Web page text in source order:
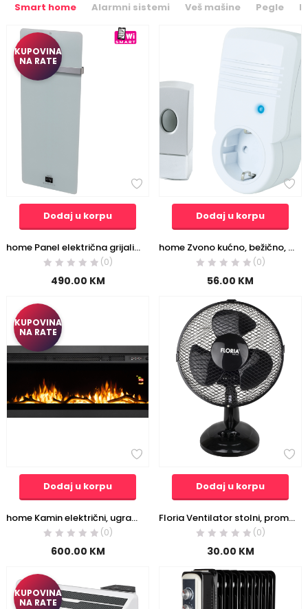
Smart home Alarmni sistemi Veš mašine Pegle
KUPOVINA
NA RATE
Dodaj u korpu
home Panel električna grijalica, zidna, smart, 850 W, WiFi – FKG 850 WIFI
(0)
490.00 KM
Dodaj u korpu
home Zvono kućno, bežično, sa strujnom utičnicom, 8 melodija – DB 442
(0)
56.00 KM
KUPOVINA
NA RATE
Dodaj u korpu
home Kamin električni, ugradbeni/zidni, 2000W – FKKI08
(0)
600.00 KM
Dodaj u korpu
Floria Ventilator stolni, promjer 23 cm, 25 W, crni – ZLN1211
(0)
30.00 KM
KUPOVINA
NA RATE